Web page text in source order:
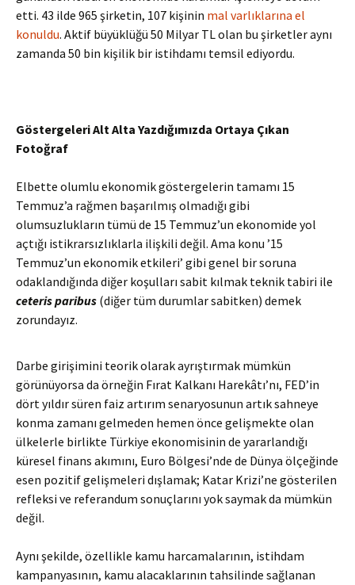
etti. 43 ilde 965 şirketin, 107 kişinin mal varlıklarına el
konuldu. Aktif büyüklüğü 50 Milyar TL olan bu şirketler aynı
zamanda 50 bin kişilik bir istihdamı temsil ediyordu.
Göstergeleri Alt Alta Yazdığımızda Ortaya Çıkan
Fotoğraf
Elbette olumlu ekonomik göstergelerin tamamı 15
Temmuz’a rağmen başarılmış olmadığı gibi
olumsuzlukların tümü de 15 Temmuz’un ekonomide yol
açtığı istikrarsızlıklarla ilişkili değil. Ama konu ’15
Temmuz’un ekonomik etkileri’ gibi genel bir soruna
odaklandığında diğer koşulları sabit kılmak teknik tabiri ile
ceteris paribus (diğer tüm durumlar sabitken) demek
zorundayız.
Darbe girişimini teorik olarak ayrıştırmak mümkün
görünüyorsa da örneğin Fırat Kalkanı Harekâtı’nı, FED’in
dört yıldır süren faiz artırım senaryosunun artık sahneye
konma zamanı gelmeden hemen önce gelişmekte olan
ülkelerle birlikte Türkiye ekonomisinin de yararlandığı
küresel finans akımını, Euro Bölgesi’nde de Dünya ölçeğinde
esen pozitif gelişmeleri dışlamak; Katar Krizi’ne gösterilen
refleksi ve referandum sonuçlarını yok saymak da mümkün
değil.
Aynı şekilde, özellikle kamu harcamalarının, istihdam
kampanyasının, kamu alacaklarının tahsilinde sağlanan